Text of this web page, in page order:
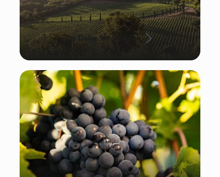
La Dolce Vita: Italien